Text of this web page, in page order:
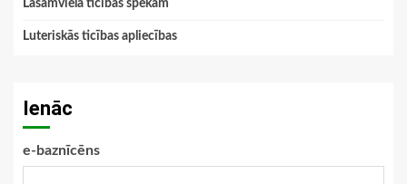
Lasāmviela ticības spēkam
Luteriskās ticības apliecības
Ienāc
e-baznīcēns